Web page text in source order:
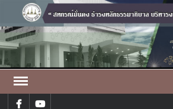
content
facebookyoutube